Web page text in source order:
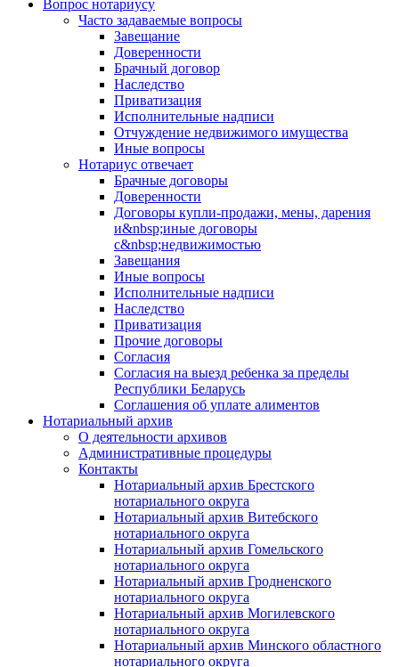
Вопрос нотариусу
Часто задаваемые вопросы
Завещание
Доверенности
Брачный договор
Наследство
Приватизация
Исполнительные надписи
Отчуждение недвижимого имущества
Иные вопросы
Нотариус отвечает
Брачные договоры
Доверенности
Договоры купли-продажи, мены, дарения
и&nbsp;иные договоры
с&nbsp;недвижимостью
Завещания
Иные вопросы
Исполнительные надписи
Наследство
Приватизация
Прочие договоры
Согласия
Согласия на выезд ребенка за пределы
Республики Беларусь
Соглашения об уплате алиментов
Нотариальный архив
О деятельности архивов
Административные процедуры
Контакты
Нотариальный архив Брестского
нотариального округа
Нотариальный архив Витебского
нотариального округа
Нотариальный архив Гомельского
нотариального округа
Нотариальный архив Гродненского
нотариального округа
Нотариальный архив Могилевского
нотариального округа
Нотариальный архив Минского областного
нотариального округа